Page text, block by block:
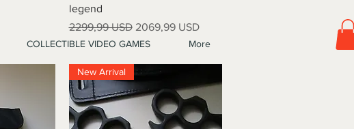
COLLECTIBLE VIDEO GAMES More
legend
Prezzo regolare
2299,99 USD Prezzo scontato
2069,99 USD
New Arrival